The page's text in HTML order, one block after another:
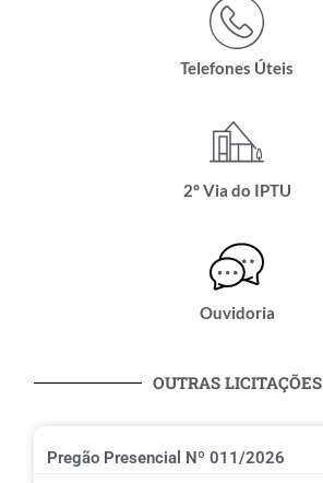
Telefones Úteis
2° Via do IPTU
Ouvidoria
OUTRAS LICITAÇÕES
Pregão Presencial Nº 011/2026